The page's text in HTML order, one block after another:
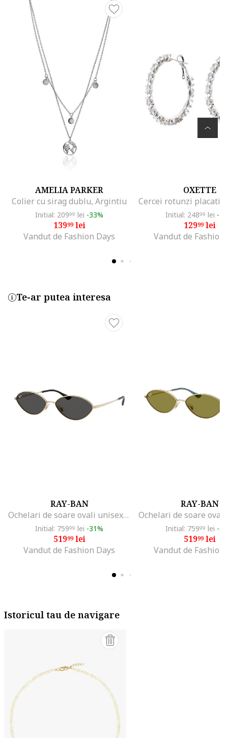
AMELIA PARKER
Colier cu sirag dublu, Argintiu
Initial: 20999 lei -33%
13999lei
Vandut de Fashion Days
OXETTE
Initial: 24899 lei -
12999lei
Vandut de Fashion
Te-ar putea interesa
RAY-BAN
Ochelari de soare ovali unisex Kai, Auriu/Negru
Initial: 75999 lei -31%
51999lei
Vandut de Fashion Days
RAY-BAN
Initial: 75999 lei -
51999lei
Vandut de Fashion
Istoricul tau de navigare